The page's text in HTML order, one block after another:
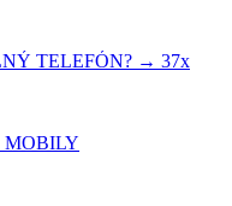
TELEFÓN? → 37x
MOBILY